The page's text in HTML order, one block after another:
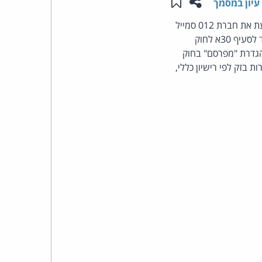
עיון במסמך
(החלטה, תביעות קטנות חיפה, הרשמת גילה ספרא-ברנע): בקשת התובע להוסיף לתביעתו כנתבעת את חברת 012 סמייל
טלקום בע"מ, בהיותה מחכירת הקו ממנו שוגרו אליו, לכאורה, דברי פרסומת על-ידי הנתבעת, בניגוד לסעיף 30א לחוק
הקו. הגדרת "מפרסם" בחוק
לפי רישיון כללי,